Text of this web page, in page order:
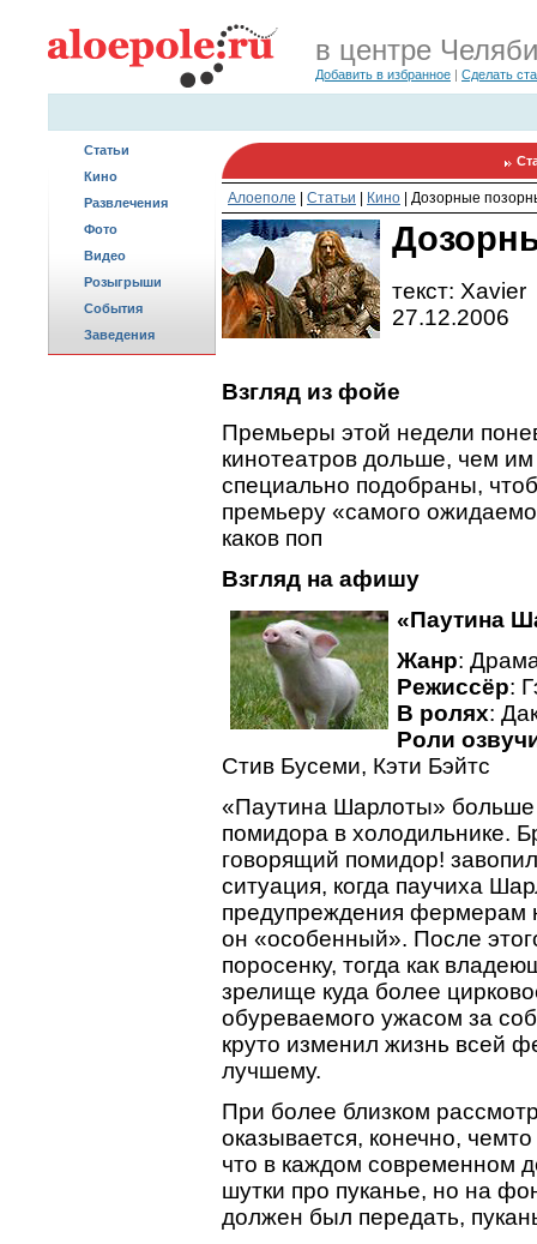
в центре
Добавить в избранное | Сделать
Статьи
Кино
Развлечения
Фото
Видео
Розыгрыши
События
Заведения
Алоеполе Статьи Кино Дозорные
текст: Xavier
27.12.2006
Взгляд из фойе
Премьеры этой недели
кинотеатров дольше, чем
специально подобраны,
премьеру «самого
каков поп
Взгляд на афишу
«Паутина
Жанр:
Режиссёр:
В ролях:
Роли
Стив Бусеми, Кэти Бэйтс
«Паутина Шарлоты» больше
помидора в холодильнике.
говорящий помидор!
ситуация, когда паучиха
предупреждения фермерам
он «особенный». После
поросенку, тогда как
зрелище куда более
обуреваемого ужасом за
круто изменил жизнь всей
лучшему.
При более близком
оказывается, конечно,
что в каждом современном
шутки про пуканье, но на
должен был передать,